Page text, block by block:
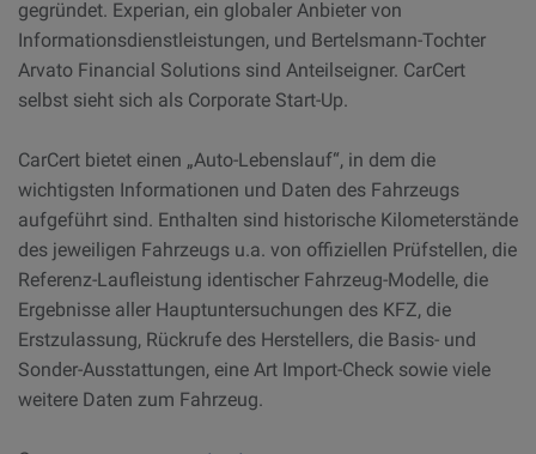
gegründet. Experian, ein globaler Anbieter von
Informationsdienstleistungen, und Bertelsmann-Tochter
Arvato Financial Solutions sind Anteilseigner. CarCert
selbst sieht sich als Corporate Start-Up.
CarCert bietet einen „Auto-Lebenslauf“, in dem die
wichtigsten Informationen und Daten des Fahrzeugs
aufgeführt sind. Enthalten sind historische Kilometerstände
des jeweiligen Fahrzeugs u.a. von offiziellen Prüfstellen, die
Referenz-Laufleistung identischer Fahrzeug-Modelle, die
Ergebnisse aller Hauptuntersuchungen des KFZ, die
Erstzulassung, Rückrufe des Herstellers, die Basis- und
Sonder-Ausstattungen, eine Art Import-Check sowie viele
weitere Daten zum Fahrzeug.